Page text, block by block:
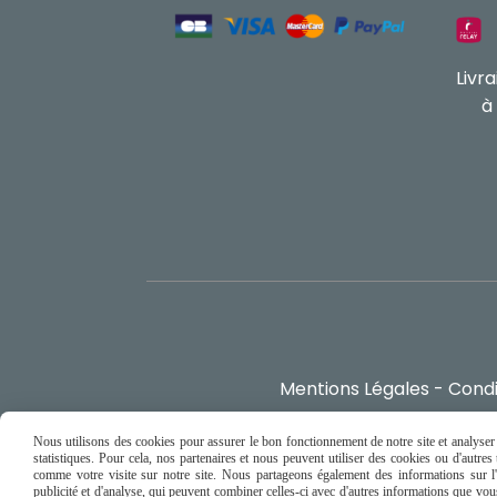
à
Mentions Légales
Nous utilisons des cookies pour assurer le bon fonctionnement de notre site et
statistiques. Pour cela, nos partenaires et nous peuvent utiliser des cookies ou
comme votre visite sur notre site. Nous partageons également des informations
publicité et d'analyse, qui peuvent combiner celles-ci avec d'autres informations que